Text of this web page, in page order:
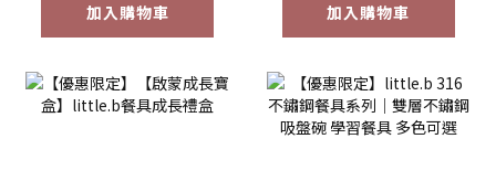
加入購物車 加入購物車